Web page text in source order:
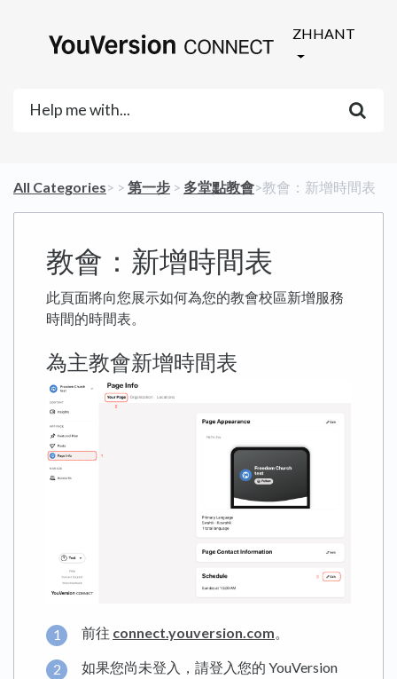
ZHHANT
All Categories​>​ ​ > ​ ​第一步 ​ > ​ ​多堂點教會​>​ 教會：新增時間表
教會：新增時間表
此頁面將向您展示如何為您的教會校區新增服務
時間的時間表。
為主教會新增時間表
前往 connect.youversion.com
如果您尚未登入，請登入您的 YouVersion